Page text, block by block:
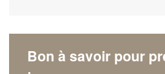
Bon à savoir pour